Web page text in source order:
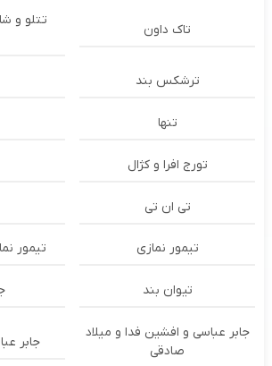
تاک داون
تتلو و
ترشكس بند
تنها
تورج افرا و کژال
تی ان تی
تیمور نمازی تیمور
تیوان بند
جابر عباسی و افشین فدا و میلاد
صادقی
جابر